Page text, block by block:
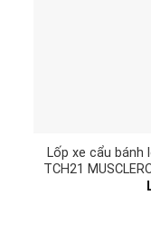
Lốp xe cẩu bánh
TCH21